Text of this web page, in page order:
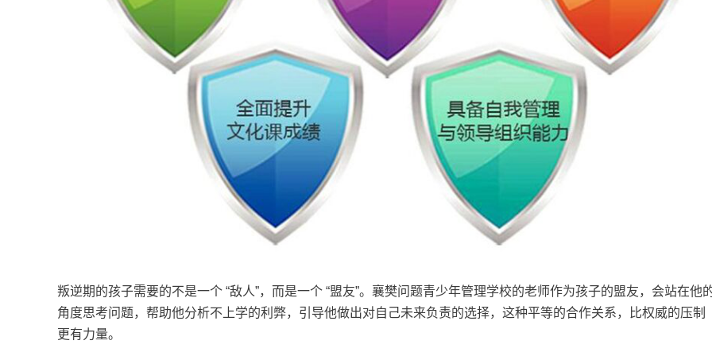
叛逆期的孩子需要的不是一个 “敌人”，而是一个 “盟友”。襄樊问题青少年管理学校的老师作为孩子的盟友，会站在他
角度思考问题，帮助他分析不上学的利弊，引导他做出对自己未来负责的选择，这种平等的合作关系，比权威的压制
更有力量。